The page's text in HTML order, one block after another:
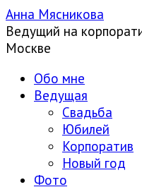
Анна Мясникова
Ведущий на
Москве
Обо мне
Ведущая
Свадьба
Юбилей
Корпоратив
Новый год
Фото